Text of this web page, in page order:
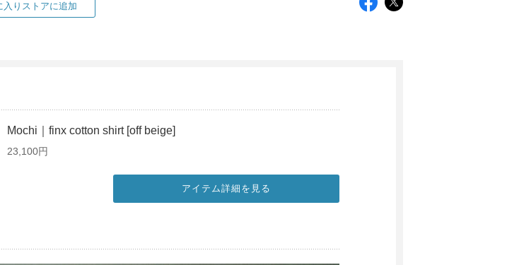
入りストアに追加
Mochi｜finx cotton shirt [off beige]
23,100円
アイテム詳細を見る